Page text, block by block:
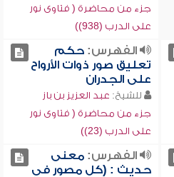
جزء من محاضرة ( فتاوى نور
على الدرب (938))
الفهرس:حكم
تعليق صور ذوات الأرواح
على الجدران
للشيخ: عبد العزيز بن باز
جزء من محاضرة ( فتاوى نور
على الدرب (23))
الفهرس:معنى
حديث : (كل مصور في